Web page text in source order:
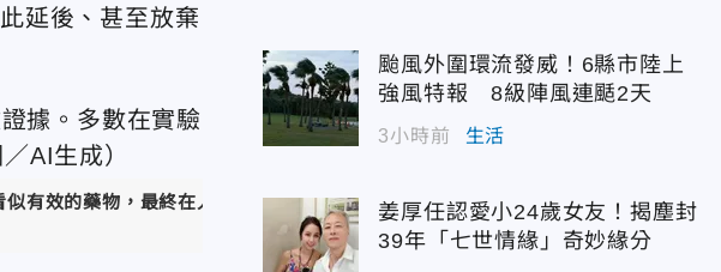
延後、甚至放棄
有效的藥物，最終在人類臨床試驗中都無法證明有效。
颱風外圍環流發威！6縣市陸上
強風特報 8級陣風連颳2天
3小時前 生活
姜厚任認愛小24歲女友！揭塵封
39年「七世情緣」奇妙緣分